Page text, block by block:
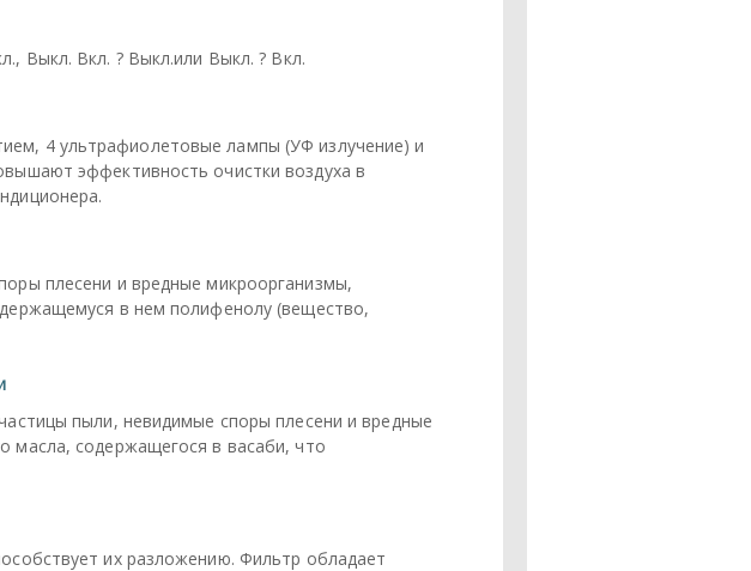
Выкл. Вкл. ? Выкл.или Выкл. ? Вкл.
4 ультрафиолетовые лампы (УФ излучение) и
эффективность очистки воздуха в
плесени и вредные микроорганизмы,
в нем полифенолу (вещество,
пыли, невидимые споры плесени и вредные
масла, содержащегося в васаби, что
их разложению. Фильтр обладает